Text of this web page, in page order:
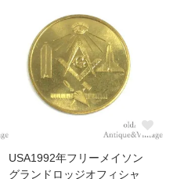
USA1992年フリーメイソン
グランドロッジオフィシャ